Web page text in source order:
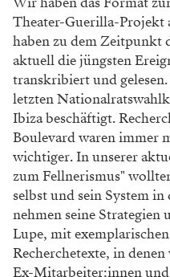
Theater-Guerilla-Projekt
haben zu dem Zeitpunkt
aktuell die jüngsten
transkribiert und
letzten
Ibiza beschäftigt.
Boulevard waren immer
wichtiger. In unserer
zum Fellnerismus"
selbst und sein System
nehmen seine Strategien
Lupe, mit
Recherchetexte, in
Ex-Mitarbeiter:innen